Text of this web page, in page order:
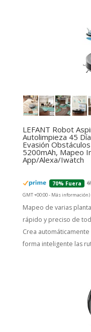
LEFANT Robot
Autolimpieza 45
Evasión
5200mAh, Mapeo
App/Alexa/Iwatch
70% Fuera
GMT +00:00 - Más información)
Mapeo de varias
rápido y preciso de
Crea
forma inteligente las